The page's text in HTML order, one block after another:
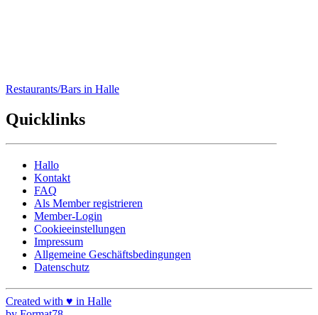
Restaurants/Bars in Halle
Quicklinks
Hallo
Kontakt
FAQ
Als Member registrieren
Member-Login
Cookieeinstellungen
Impressum
Allgemeine Geschäftsbedingungen
Datenschutz
Created with ♥ in Halle